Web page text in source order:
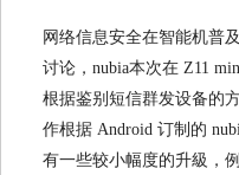
网络信息安全在智能机普
讨论，nubia本次在 Z11
根据鉴别短信群发设备的
作根据 Android 订制的
有一些较小幅度的升級，